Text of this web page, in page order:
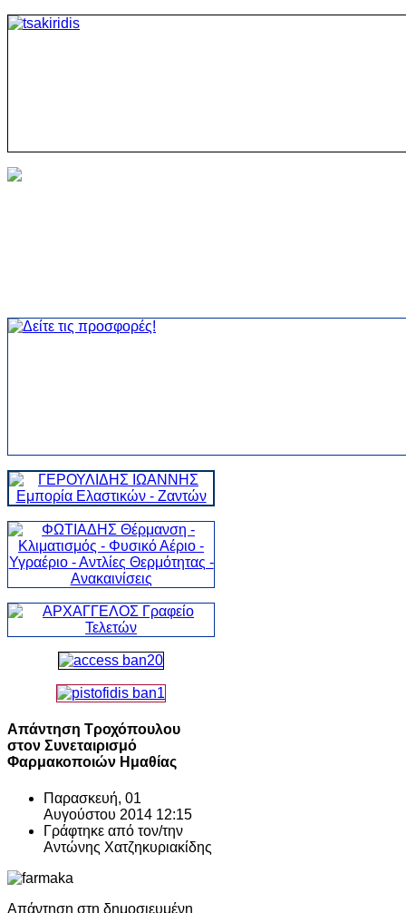
Απάντηση Τροχόπουλου
στον Συνεταιρισμό
Φαρμακοποιών Ημαθίας
Παρασκευή, 01
Αυγούστου 2014 12:15
Γράφτηκε από τον/την
Αντώνης Χατζηκυριακίδης
Απάντηση στη δημοσιευμένη